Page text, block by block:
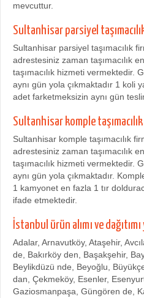
mevcuttur.
Sultanhisar parsiyel
Sultanhisar parsiyel taşımacılık
adrestesiniz zaman taşımacılık
taşımacılık hizmeti vermektedir.
aynı gün yola çıkmaktadır 1 koli
adet farketmeksizin aynı gün
Sultanhisar komple taşımacılık
Sultanhisar komple taşımacılık
adrestesiniz zaman taşımacılık
taşımacılık hizmeti vermektedir.
aynı gün yola çıkmaktadır.
1 kamyonet en fazla 1 tır
ifade etmektedir.
İstanbul ürün alımı ve
Adalar, Arnavutköy, Ataşehir,
de, Bakırköy den, Başakşehir,
Beylikdüzü nde, Beyoğlu,
dan, Çekmeköy, Esenler,
Gaziosmanpaşa, Güngören de,